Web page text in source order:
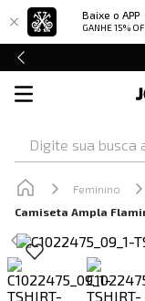
Baixe o APP
GANHE 15%
Feminino